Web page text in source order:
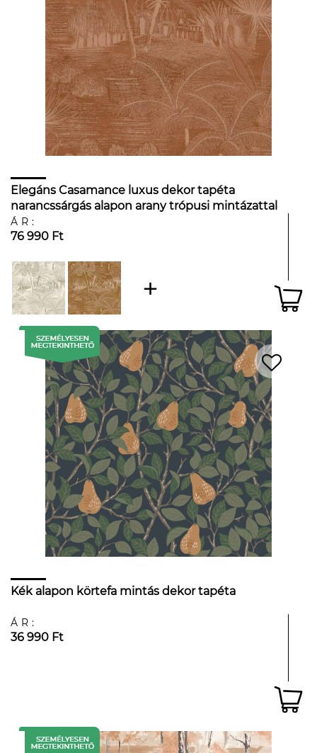
Elegáns Casamance luxus dekor tapéta
narancssárgás alapon arany trópusi mintázattal
ÁR:
76 990 Ft
Kék alapon körtefa mintás dekor tapéta
ÁR:
36 990 Ft